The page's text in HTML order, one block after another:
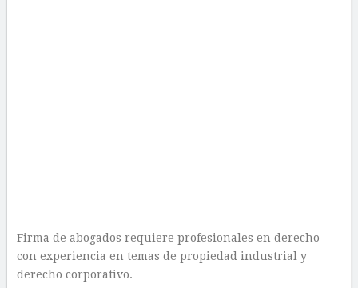
Firma de abogados requiere profesionales en derecho
con experiencia en temas de propiedad industrial y
derecho corporativo.